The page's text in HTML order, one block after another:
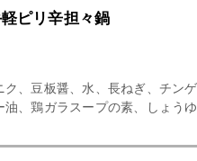
ピリ辛担々鍋
、豆板醤、水、長ねぎ、チン
、鶏ガラスープの素、しょう